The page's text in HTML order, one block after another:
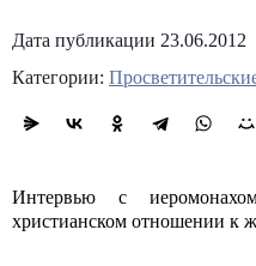
Дата публикации 23.06.2012
Категории:
Интервью с
христианском отношении к